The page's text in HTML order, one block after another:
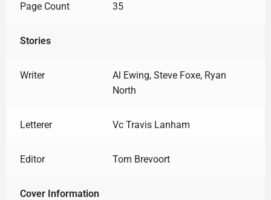
Page Count 35
Stories
Writer
Al Ewing, Steve Foxe, Ryan
North
Letterer Vc Travis Lanham
Editor Tom Brevoort
Cover Information